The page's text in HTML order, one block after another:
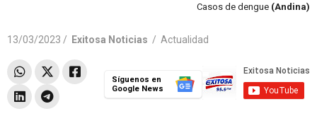
Casos de dengue (Andina)
13/03/2023 / Exitosa Noticias / Actualidad
Síguenos en
Google News